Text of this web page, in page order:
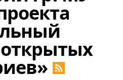
открытых